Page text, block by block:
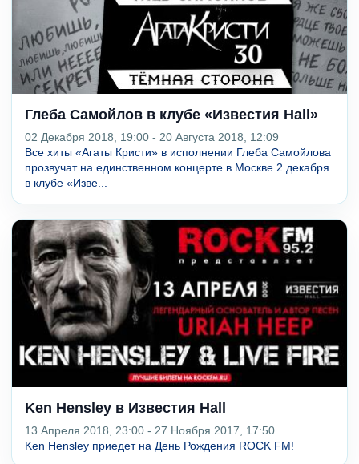
Глеба Самойлов в клубе «Известия Hall»
02 Декабря 2018, 19:00 - 20 Августа 2018, 12:09
Все хиты «Агаты Кристи» в исполнении Глеба Самойлова
прозвучат на единственном концерте в Москве 2 декабря
в клубе «Изве...
Ken Hensley в Известия Hall
13 Апреля 2018, 23:00 - 27 Ноября 2017, 17:50
Ken Hensley приедет на День Рождения ROCK FM!